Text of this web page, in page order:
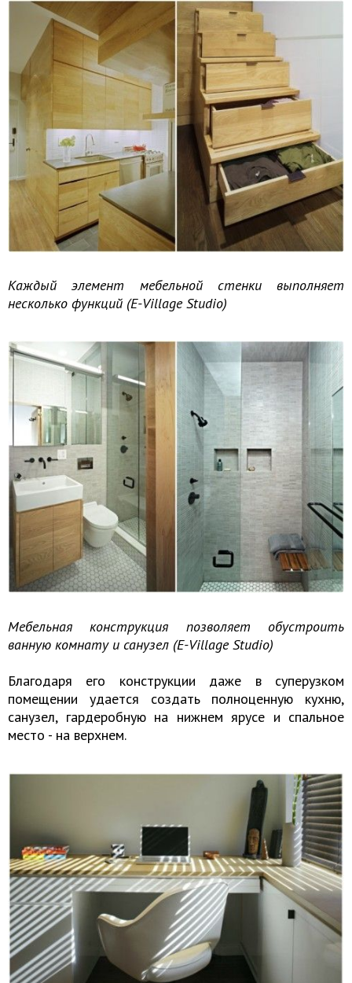
Каждый элемент мебельной стенки выполняет
несколько функций (E-Village Studio)
Мебельная конструкция позволяет обустроить
ванную комнату и санузел (E-Village Studio)
Благодаря его конструкции даже в суперузком
помещении удается создать полноценную кухню,
санузел, гардеробную на нижнем ярусе и спальное
место - на верхнем.